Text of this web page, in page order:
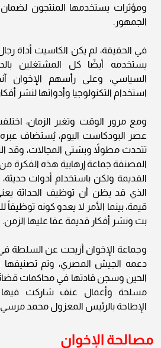
ومؤثرات يستخدمها المنتجون
الجمهور.
في الحقيقة، لم يكن الكاسيت أداة
يستخدمه أيضًا كل المشتغلين
السياسي، وعلى رأسهم الإخوان
استخدام التكنولوجيا وأدواتها لنشر
ومع مرور الوقت وتغير الزمان،
عصر البودكاست اليوم، يُستضاف
تتحدث مطولاً وبشتى المجالات، وقد
المصنفة جماعة إرهابية هذه الفكرة
القديمة ولكن باستخدام أدوات
الذي قد يظن أن توظيف الحداثة
قيمة، بينما الأمر لا يعدو كونه توظيفاً
بث ونشر أفكار قديمة عفا عليها الزمن.
دعمه الجيش المصري، وتم تصنيفها
الحين وسجن قادتها في محاكمات
مسلحة وأعمال عنف شاركت فيها
الإطاحة بالرئيس المعزول محمد
مصالحة الإخوان